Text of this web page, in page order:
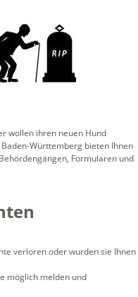
wollen ihren neuen Hund
Württemberg bieten Ihnen
Formularen und
verloren oder wurden sie Ihnen
möglich melden und